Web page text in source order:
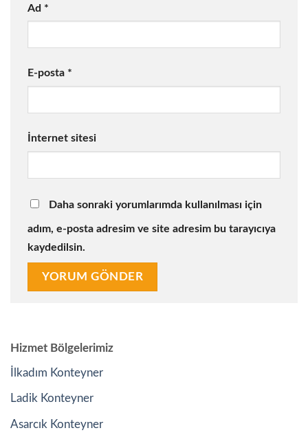
Ad *
E-posta *
İnternet sitesi
Daha sonraki yorumlarımda kullanılması için
adım, e-posta adresim ve site adresim bu tarayıcıya
kaydedilsin.
Hizmet Bölgelerimiz
İlkadım Konteyner
Ladik Konteyner
Asarcık Konteyner